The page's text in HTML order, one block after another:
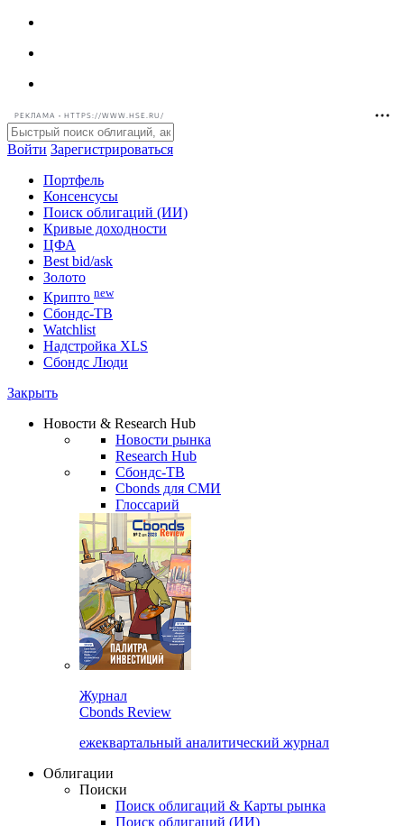
РЕКЛАМА • HTTPS://WWW.HSE.RU/
Войти Зарегистрироваться
Портфель
Консенсусы
Поиск облигаций (ИИ)
Кривые доходности
ЦФА
Best bid/ask
Золото
Крипто new
Watchlist
Сбондс Люди
Новости & Research Hub
Новости рынка
Research Hub
Сбондс-ТВ
Cbonds для СМИ
Глоссарий
Cbonds Review
ежеквартальный аналитический журнал